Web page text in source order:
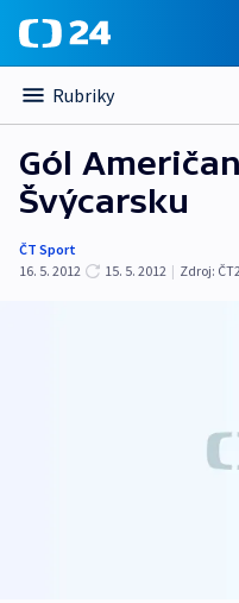
Rubriky
Gól
Švýcarsku
ČT Sport
16. 5. 2012
15. 5. 2012 | Zdroj: